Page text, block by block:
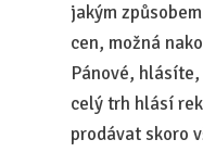
jakým
cen, možná
Pánové,
celý trh hlásí
prodávat skoro